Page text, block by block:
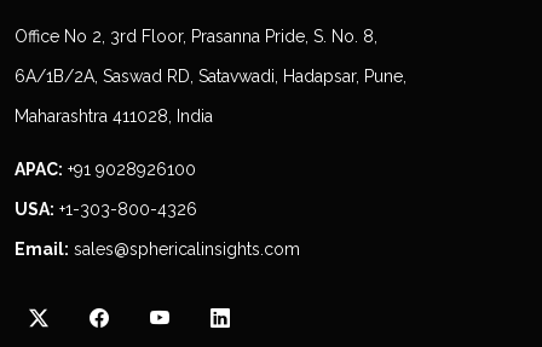
Office No 2, 3rd Floor, Prasanna Pride, S. No. 8,
6A/1B/2A, Saswad RD, Satavwadi, Hadapsar, Pune,
Maharashtra 411028, India
APAC: +91 9028926100
USA: +1-303-800-4326
Email: sales@sphericalinsights.com